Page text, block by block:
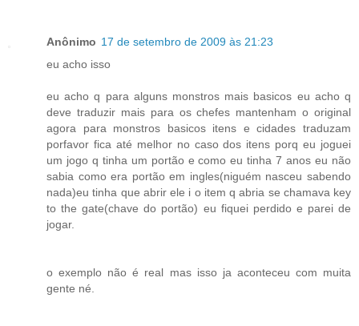
Anônimo 17 de setembro de 2009 às 21:23
eu acho isso
eu acho q para alguns monstros mais basicos eu acho q
deve traduzir mais para os chefes mantenham o original
agora para monstros basicos itens e cidades traduzam
porfavor fica até melhor no caso dos itens porq eu joguei
um jogo q tinha um portão e como eu tinha 7 anos eu não
sabia como era portão em ingles(niguém nasceu sabendo
nada)eu tinha que abrir ele i o item q abria se chamava key
to the gate(chave do portão) eu fiquei perdido e parei de
jogar.
o exemplo não é real mas isso ja aconteceu com muita
gente né.